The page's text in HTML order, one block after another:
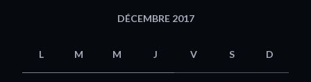
DÉCEMBRE 2017
L M M J V S D